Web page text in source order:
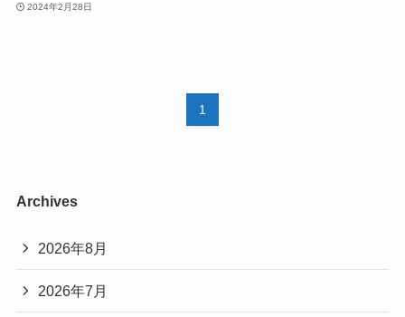
2024年2月28日
1
Archives
2026年8月
2026年7月